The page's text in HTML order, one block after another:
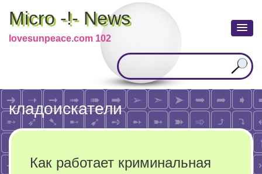
Micro -!- News
lovesunpeace.com 102
кладоискатели
Как работает криминальная